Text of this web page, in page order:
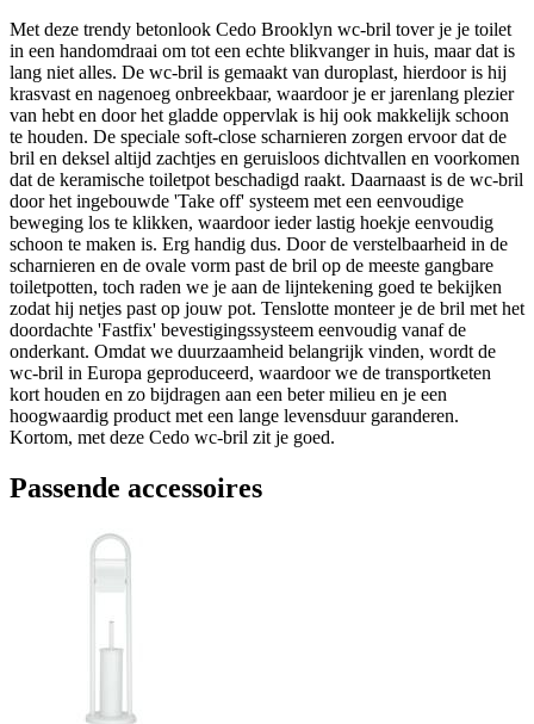
Met deze trendy betonlook Cedo Brooklyn wc-bril tover je je toilet
in een handomdraai om tot een echte blikvanger in huis, maar dat is
lang niet alles. De wc-bril is gemaakt van duroplast, hierdoor is hij
krasvast en nagenoeg onbreekbaar, waardoor je er jarenlang plezier
van hebt en door het gladde oppervlak is hij ook makkelijk schoon
te houden. De speciale soft-close scharnieren zorgen ervoor dat de
bril en deksel altijd zachtjes en geruisloos dichtvallen en voorkomen
dat de keramische toiletpot beschadigd raakt. Daarnaast is de wc-bril
door het ingebouwde 'Take off' systeem met een eenvoudige
beweging los te klikken, waardoor ieder lastig hoekje eenvoudig
schoon te maken is. Erg handig dus. Door de verstelbaarheid in de
scharnieren en de ovale vorm past de bril op de meeste gangbare
toiletpotten, toch raden we je aan de lijntekening goed te bekijken
zodat hij netjes past op jouw pot. Tenslotte monteer je de bril met het
doordachte 'Fastfix' bevestigingssysteem eenvoudig vanaf de
onderkant. Omdat we duurzaamheid belangrijk vinden, wordt de
wc-bril in Europa geproduceerd, waardoor we de transportketen
kort houden en zo bijdragen aan een beter milieu en je een
hoogwaardig product met een lange levensduur garanderen.
Kortom, met deze Cedo wc-bril zit je goed.
Passende accessoires